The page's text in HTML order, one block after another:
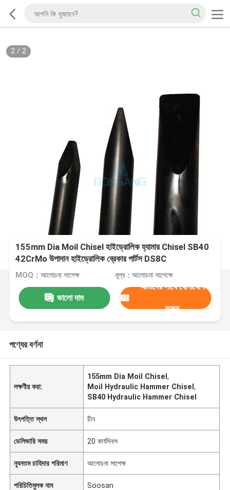
2/ 2
155mm Dia Moil Chisel হাইড্রোলিক হ্যামার Chisel SB40
42CrMo উপাদান হাইড্রোলিক ব্রেকার পার্টস DS8C
MOQ：আলোচনা সাপেক্ষ মূল্য：আলোচনা সাপেক্ষে
ভালো দাম
আমাদের সাথে যোগাযোগ
করুন
পণ্যের বর্ণনা
লক্ষণীয় করা:
155mm Dia Moil Chisel,
Moil Hydraulic Hammer Chisel,
SB40 Hydraulic Hammer Chisel
উৎপত্তি স্থল চীন
ডেলিভারি সময় 20 কার্যদিবস
ন্যূনতম চাহিদার পরিমাণ আলোচনা সাপেক্ষ
পরিচিতিমুলক নাম Soosan